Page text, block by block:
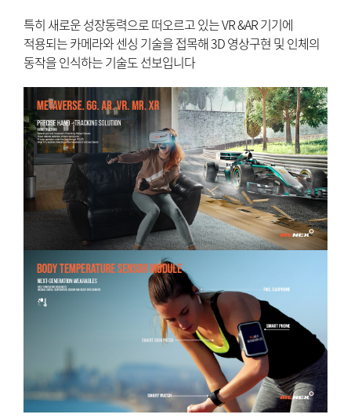
특히 새로운 성장동력으로 떠오르고 있는 VR &AR 기기에
적용되는 카메라와 센싱 기술을 접목해 3D 영상구현 및 인체의
동작을 인식하는 기술도 선보입니다